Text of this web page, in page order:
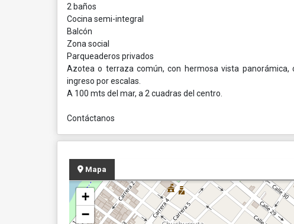
2 baños
Cocina semi-integral
Balcón
Zona social
Parqueaderos privados
Azotea o terraza común, con hermosa vista panorámica,
ingreso por escalas.
A 100 mts del mar, a 2 cuadras del centro.
Contáctanos
Mapa
+
−